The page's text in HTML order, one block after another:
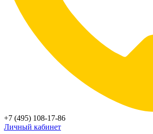
+7 (495) 108-17-86
Личный кабинет